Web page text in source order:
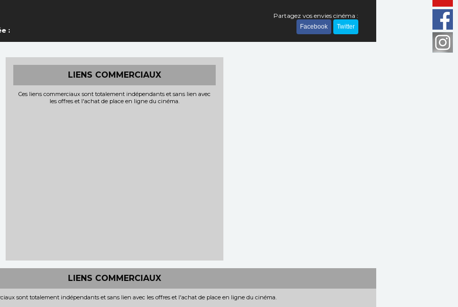
:
Partagez vos envies cinéma :
Facebook Twitter
LIENS COMMERCIAUX
Ces liens commerciaux sont totalement indépendants et sans lien avec
les offres et l'achat de place en ligne du cinéma.
LIENS COMMERCIAUX
sont totalement indépendants et sans lien avec les offres et l'achat de place en ligne du cinéma.